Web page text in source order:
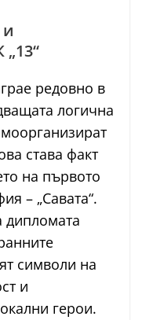
редовно в
логична
става факт
на първото
– „Савата“.
дипломата
символи на
и
герои.